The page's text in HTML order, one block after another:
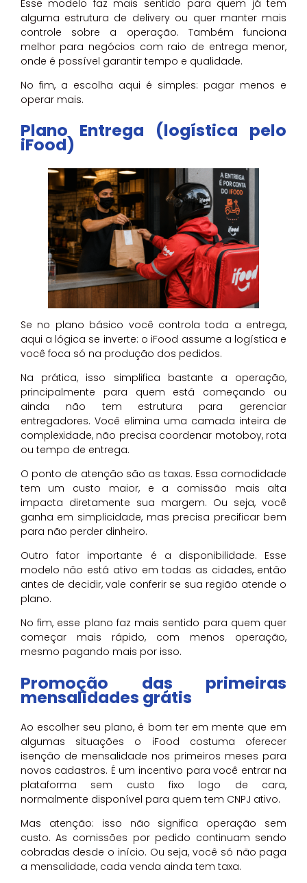
Esse modelo faz mais sentido para quem já tem
alguma estrutura de delivery ou quer manter mais
controle sobre a operação. Também funciona
melhor para negócios com raio de entrega menor,
onde é possível garantir tempo e qualidade.
No fim, a escolha aqui é simples: pagar menos e
operar mais.
Plano Entrega (logística pelo
iFood)
Se no plano básico você controla toda a entrega,
aqui a lógica se inverte: o iFood assume a logística e
você foca só na produção dos pedidos.
Na prática, isso simplifica bastante a operação,
principalmente para quem está começando ou
ainda não tem estrutura para gerenciar
entregadores. Você elimina uma camada inteira de
complexidade, não precisa coordenar motoboy, rota
ou tempo de entrega.
O ponto de atenção são as taxas. Essa comodidade
tem um custo maior, e a comissão mais alta
impacta diretamente sua margem. Ou seja, você
ganha em simplicidade, mas precisa precificar bem
para não perder dinheiro.
Outro fator importante é a disponibilidade. Esse
modelo não está ativo em todas as cidades, então
antes de decidir, vale conferir se sua região atende o
plano.
No fim, esse plano faz mais sentido para quem quer
começar mais rápido, com menos operação,
mesmo pagando mais por isso.
Promoção das primeiras
mensalidades grátis
Ao escolher seu plano, é bom ter em mente que em
algumas situações o iFood costuma oferecer
isenção de mensalidade nos primeiros meses para
novos cadastros. É um incentivo para você entrar na
plataforma sem custo fixo logo de cara,
normalmente disponível para quem tem CNPJ ativo.
Mas atenção: isso não significa operação sem
custo. As comissões por pedido continuam sendo
cobradas desde o início. Ou seja, você só não paga
a mensalidade, cada venda ainda tem taxa.